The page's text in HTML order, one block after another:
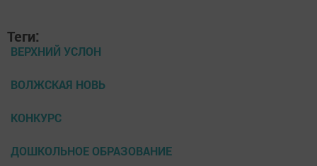
Теги:
ВЕРХНИЙ УСЛОН
ВОЛЖСКАЯ НОВЬ
КОНКУРС
ДОШКОЛЬНОЕ ОБРАЗОВАНИЕ